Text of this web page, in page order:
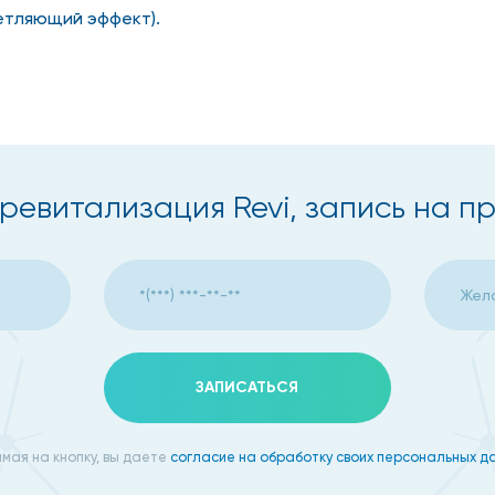
эффект).
Revi одна из наиболее популярных
Revi, запись на
ЗАПИСАТЬСЯ
на кнопку, вы даете согласие на обработку своих персональных